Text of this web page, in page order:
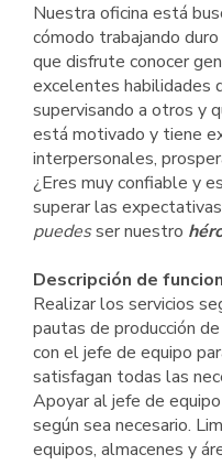
Nuestra oficina está
cómodo trabajando
que disfrute conocer
excelentes habilidades
supervisando a otros y
está motivado y tiene
interpersonales,
¿Eres muy confiable y
superar las
puedesser nuestro
Descripción de
Realizar los servicios
pautas de producción
con el jefe de equipo
satisfagan todas las
Apoyar al jefe de
según sea necesario.
equipos, almacenes y